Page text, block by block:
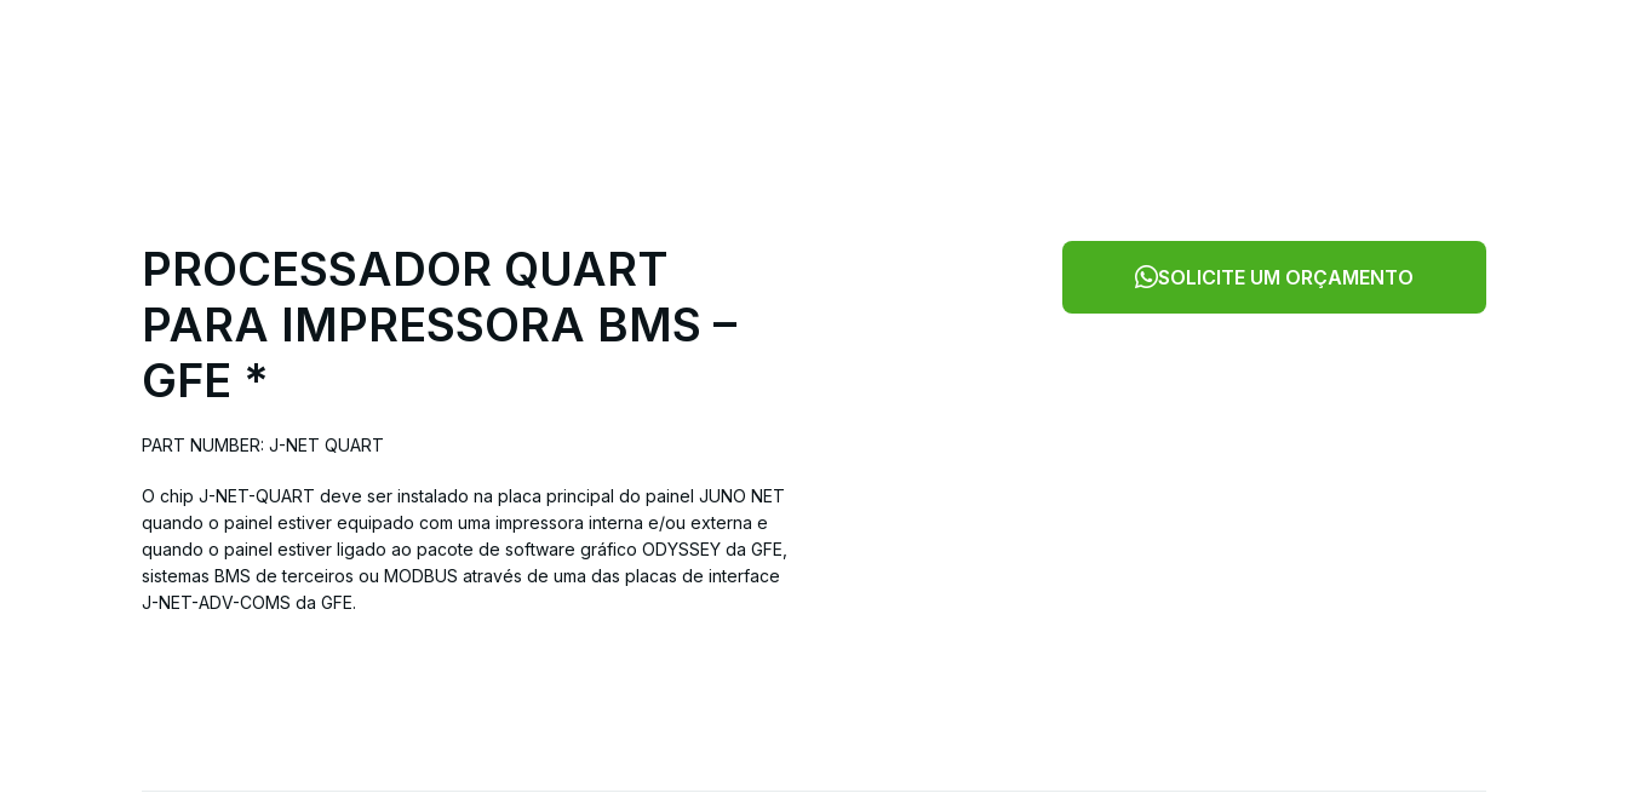
PROCESSADOR QUART
PARA IMPRESSORA BMS –
GFE *
PART NUMBER: J-NET QUART
O chip J-NET-QUART deve ser instalado na placa principal do painel JUNO NET
quando o painel estiver equipado com uma impressora interna e/ou externa e
quando o painel estiver ligado ao pacote de software gráfico ODYSSEY da GFE,
sistemas BMS de terceiros ou MODBUS através de uma das placas de interface
J-NET-ADV-COMS da GFE.
SOLICITE UM ORÇAMENTO